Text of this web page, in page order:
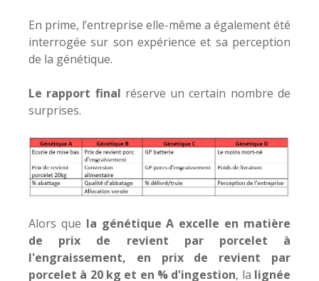
En prime, l’entreprise elle-même a également été
interrogée sur son expérience et sa perception
de la génétique.
Le rapport final réserve un certain nombre de
surprises.
Alors que la génétique A excelle en matière
de prix de revient par porcelet à
l'engraissement, en prix de revient par
porcelet à 20 kg et en % d'ingestion, la lignée